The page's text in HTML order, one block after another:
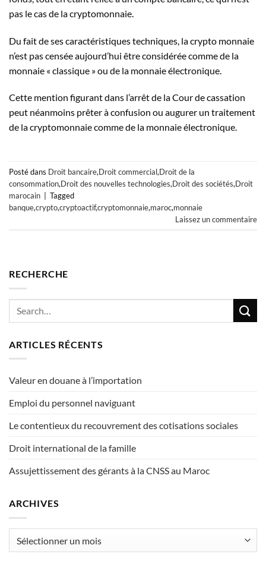
pas le cas de la cryptomonnaie.
Du fait de ses caractéristiques techniques, la crypto monnaie
n’est pas censée aujourd’hui être considérée comme de la
monnaie « classique » ou de la monnaie électronique.
Cette mention figurant dans l’arrêt de la Cour de cassation
peut néanmoins prêter à confusion ou augurer un traitement
de la cryptomonnaie comme de la monnaie électronique.
Posté dans Droit bancaire,Droit commercial,Droit de la
consommation,Droit des nouvelles technologies,Droit des sociétés,Droit
marocain | Tagged
banque,crypto,cryptoactif,cryptomonnaie,maroc,monnaie
Laissez un commentaire
RECHERCHE
ARTICLES RÉCENTS
Valeur en douane à l’importation
Emploi du personnel naviguant
Le contentieux du recouvrement des cotisations sociales
Droit international de la famille
Assujettissement des gérants à la CNSS au Maroc
ARCHIVES